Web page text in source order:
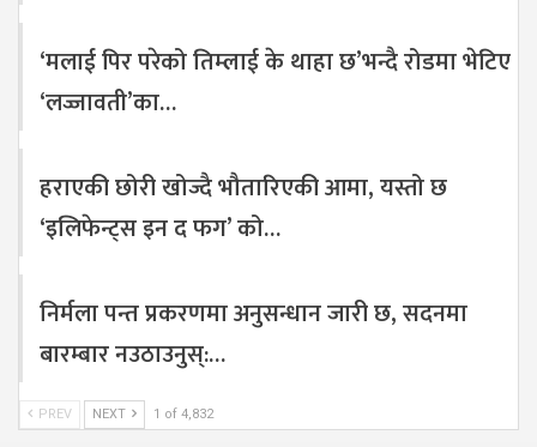
‘मलाई पिर परेको तिम्लाई के थाहा छ’भन्दै रोडमा भेटिए
‘लज्जावती’का…
हराएकी छोरी खोज्दै भौतारिएकी आमा, यस्तो छ
‘इलिफेन्ट्स इन द फग’ को…
निर्मला पन्त प्रकरणमा अनुसन्धान जारी छ, सदनमा
बारम्बार नउठाउनुस्:…
PREV NEXT 1 of 4,832